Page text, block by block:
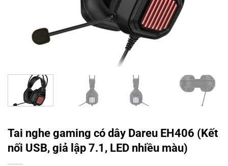
Tai nghe gaming có dây Dareu EH406 (Kết
nối USB, giả lập 7.1, LED nhiều màu)